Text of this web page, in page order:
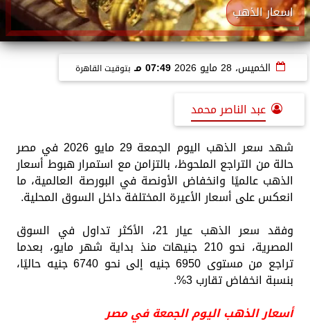
اسعار الذهب
الخميس، 28 مايو 2026 07:49 مـ بتوقيت القاهرة
عبد الناصر محمد
شهد سعر الذهب اليوم الجمعة 29 مايو 2026 في مصر
حالة من التراجع الملحوظ، بالتزامن مع استمرار هبوط أسعار
الذهب عالميًا وانخفاض الأونصة في البورصة العالمية، ما
انعكس على أسعار الأعيرة المختلفة داخل السوق المحلية.
وفقد سعر الذهب عيار 21، الأكثر تداول في السوق
المصرية، نحو 210 جنيهات منذ بداية شهر مايو، بعدما
تراجع من مستوى 6950 جنيه إلى نحو 6740 جنيه حاليًا،
بنسبة انخفاض تقارب 3%.
أسعار الذهب اليوم الجمعة في مصر